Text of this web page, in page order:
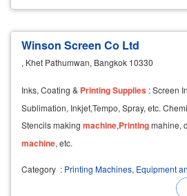
Winson Screen Co Ltd
, Khet Pathumwan, Bangkok 10330
Inks, Coating & PrintingSupplies : Screen
Sublimation, Inkjet,Tempo, Spray, etc.
Stencils making machine,Printingmahine,
machine, etc.
Category : Printing Machines, Equipment